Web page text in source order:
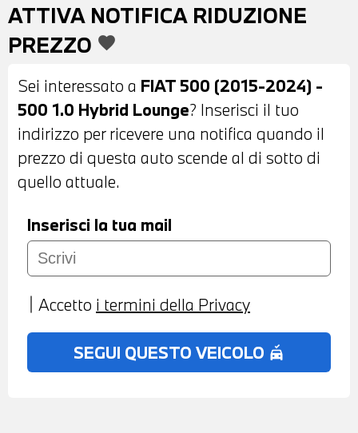
COMANDI MULTIFUNZIONE - CAMBIO
MANUALE - CRUISE CONTROL -
BLUETOOTH - COMPUTER DI BORDO -
POSSIBILITA' DI PROVA - POSSIBILITA' DI
PERMUTA - POSSIBILITA' DI
FINANZIAMENTO ANCHE PER L'INTERO
IMPORTO
ATTIVA NOTIFICA RIDUZIONE
PREZZO favorite
Sei interessato a FIAT 500 (2015-2024) -
500 1.0 Hybrid Lounge? Inserisci il tuo
indirizzo per ricevere una notifica quando il
prezzo di questa auto scende al di sotto di
quello attuale.
Inserisci la tua mail
Accetto i termini della Privacy
SEGUI QUESTO VEICOLO no_crash